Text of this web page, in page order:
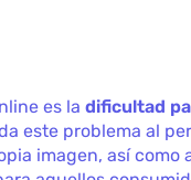
es ladificultad
este problema al
imagen, así como